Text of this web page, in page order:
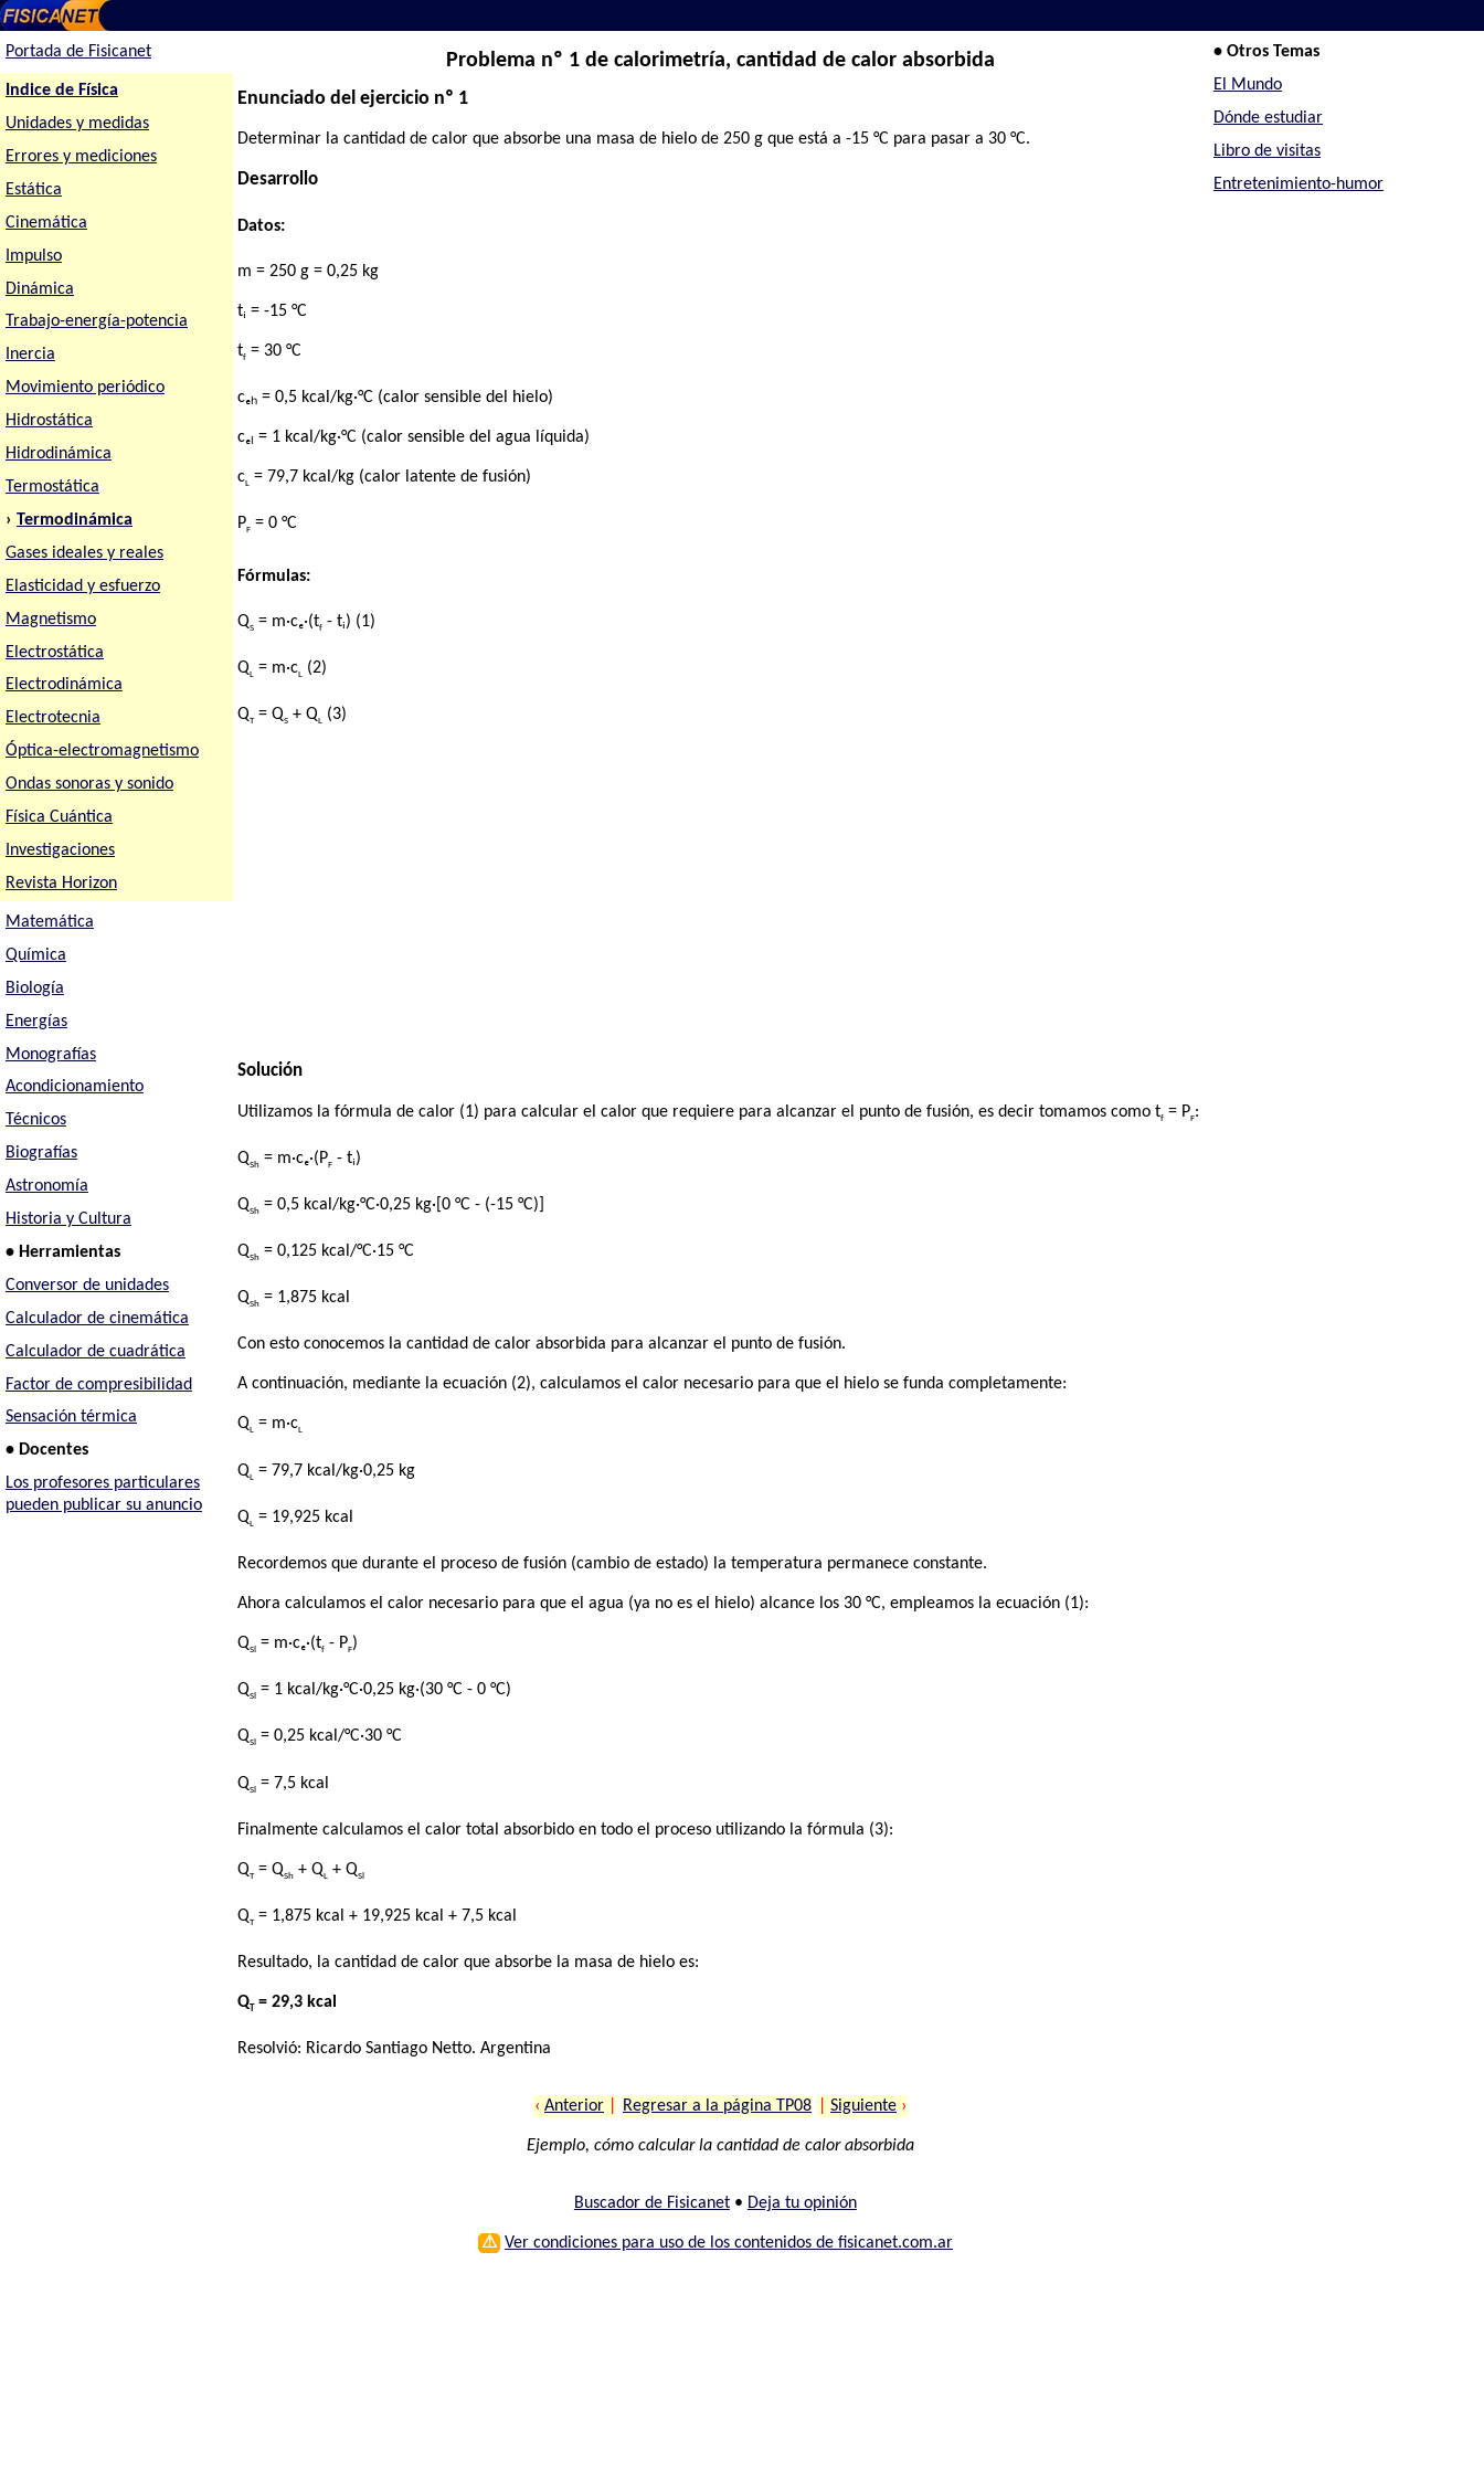
Portada de Fisicanet
Indice de Física
Unidades y medidas
Errores y mediciones
Estática
Cinemática
Impulso
Dinámica
Trabajo-energía-potencia
Inercia
Movimiento periódico
Hidrostática
Hidrodinámica
Termostática
› Termodinámica
Gases ideales y reales
Elasticidad y esfuerzo
Magnetismo
Electrostática
Electrodinámica
Electrotecnia
Óptica-electromagnetismo
Ondas sonoras y sonido
Física Cuántica
Investigaciones
Revista Horizon
Matemática
Química
Biología
Energías
Monografías
Acondicionamiento
Técnicos
Biografías
Astronomía
Historia y Cultura
• Herramientas
Conversor de unidades
Calculador de cinemática
Calculador de cuadrática
Factor de compresibilidad
Sensación térmica
• Docentes
Los profesores particulares
pueden publicar su anuncio
Problema nº 1 de calorimetría, cantidad de calor absorbida
Enunciado del ejercicio nº 1
Determinar la cantidad de calor que absorbe una masa de hielo de 250 g que está a -15 °C para pasar a 30 °C.
Desarrollo
Datos:
m = 250 g = 0,25 kg
tᵢ = -15 °C
tf = 30 °C
cₑₕ = 0,5 kcal/kg·°C (calor sensible del hielo)
cₑₗ = 1 kcal/kg·°C (calor sensible del agua líquida)
cL = 79,7 kcal/kg (calor latente de fusión)
PF = 0 °C
Fórmulas:
QS = m·cₑ·(tf - tᵢ) (1)
QL = m·cL (2)
QT= QS + QL (3)
Solución
Utilizamos la fórmula de calor (1) para calcular el calor que requiere para alcanzar el punto de fusión, es decir tomamos como tf = PF:
QSh = m·cₑ·(PF - tᵢ)
QSh = 0,5 kcal/kg·°C·0,25 kg·[0 °C - (-15 °C)]
QSh = 0,125 kcal/°C·15 °C
QSh = 1,875 kcal
Con esto conocemos la cantidad de calor absorbida para alcanzar el punto de fusión.
A continuación, mediante la ecuación (2), calculamos el calor necesario para que el hielo se funda completamente:
QL = m·cL
QL = 79,7 kcal/kg·0,25 kg
QL = 19,925 kcal
Recordemos que durante el proceso de fusión (cambio de estado) la temperatura permanece constante.
Ahora calculamos el calor necesario para que el agua (ya no es el hielo) alcance los 30 °C, empleamos la ecuación (1):
QSl = m·cₑ·(tf - PF)
QSl = 1 kcal/kg·°C·0,25 kg·(30 °C - 0 °C)
QSl = 0,25 kcal/°C·30 °C
QSl = 7,5 kcal
Finalmente calculamos el calor total absorbido en todo el proceso utilizando la fórmula (3):
QT= QSh + QL + QSl
QT= 1,875 kcal + 19,925 kcal + 7,5 kcal
Resultado, la cantidad de calor que absorbe la masa de hielo es:
Q = 29,3 kcal
Resolvió: Ricardo Santiago Netto. Argentina
‹ Anterior Regresar a la página TP08 Siguiente ›
Ejemplo, cómo calcular la cantidad de calor absorbida
Buscador de Fisicanet• Deja tu opinión
⚠ Ver condiciones para uso de los contenidos de fisicanet.com.ar
• Otros Temas
El Mundo
Dónde estudiar
Libro de visitas
Entretenimiento-humor